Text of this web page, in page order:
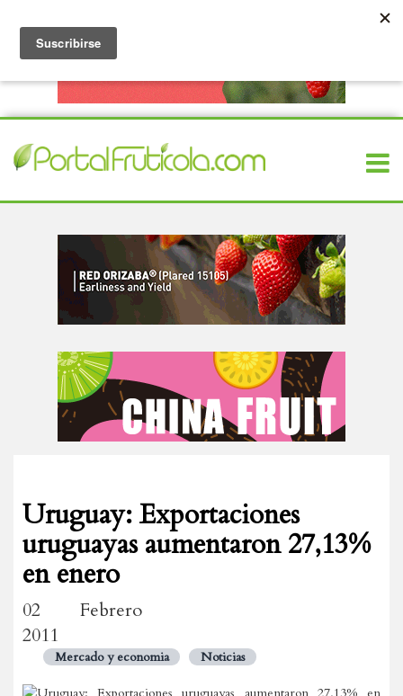
Uruguay: Exportaciones
uruguayas aumentaron 27,13%
en enero
02 Febrero
2011
Mercado y economia Noticias